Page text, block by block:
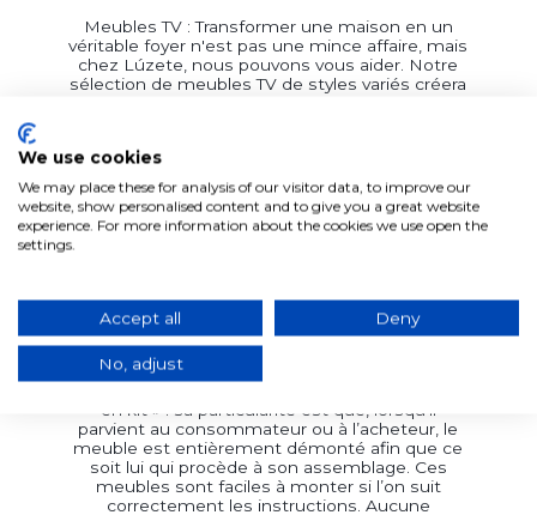
Meubles TV : Transformer une maison en un
véritable foyer n'est pas une mince affaire, mais
chez Lúzete, nous pouvons vous aider. Notre
sélection de meubles TV de styles variés créera
également à ranger d’autres objets tels que les
télécommandes, les livres ou les films, c’est-à-
dire à dissimuler tout ce que l’on ne souhaite
pas laisser à la vue de tous. Nous passons
beaucoup de temps devant notre téléviseur ;
c’est pourquoi le design du meuble TV doit être
meubles TV de style nordique, industriel,
classique, balinais, vintage, urbain ou rustique.
Vous recherchez un montage simple et rapide
? Chez Lúzete, nous proposons deux gammes
en kit » : sa particularité est que, lorsqu’il
parvient au consommateur ou à l’acheteur, le
meuble est entièrement démonté afin que ce
soit lui qui procède à son assemblage. Ces
meubles sont faciles à monter si l’on suit
correctement les instructions. Aucune
We use cookies
We may place these for analysis of our visitor data, to improve our
website, show personalised content and to give you a great website
experience. For more information about the cookies we use open the
settings.
Accept all Deny
No, adjust